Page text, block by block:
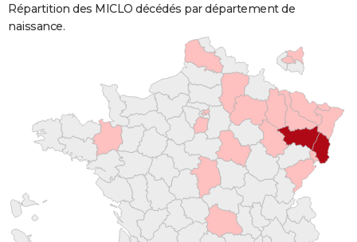
Répartition des MICLO décédés par département de
naissance.